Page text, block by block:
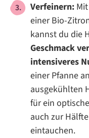
Verfeinern:
einer Bio-
kannst du die
Geschmack
intensiveres
einer Pfanne
ausgekühlten
für ein
auch zur
eintauchen.